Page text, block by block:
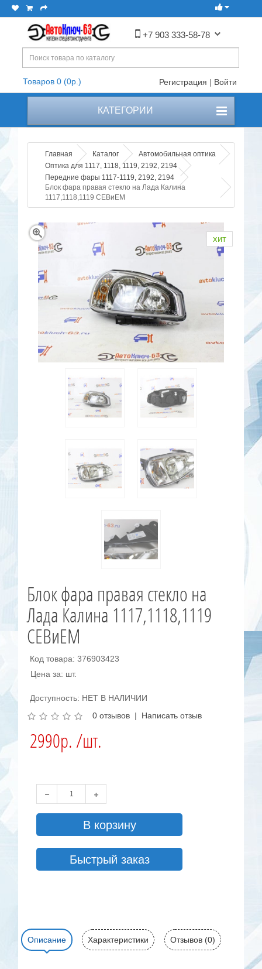
+7 903 333-58-78
Товаров 0 (0р.) Регистрация | Войти
КАТЕГОРИИ
Главная Каталог
Автомобильная оптика
Оптика для 1117, 1118, 1119, 2192, 2194
Передние фары 1117-1119, 2192, 2194
Блок фара правая стекло на Лада Калина
1117,1118,1119 СЕВиЕМ
хит
Блок фара правая стекло на
Лада Калина 1117,1118,1119
СЕВиЕМ
Код товара: 376903423
Цена за: шт.
Доступность: НЕТ В НАЛИЧИИ
0 отзывов | Написать отзыв
2990р. /шт.
В корзину
Быстрый заказ
Описание Характеристики Отзывов (0)